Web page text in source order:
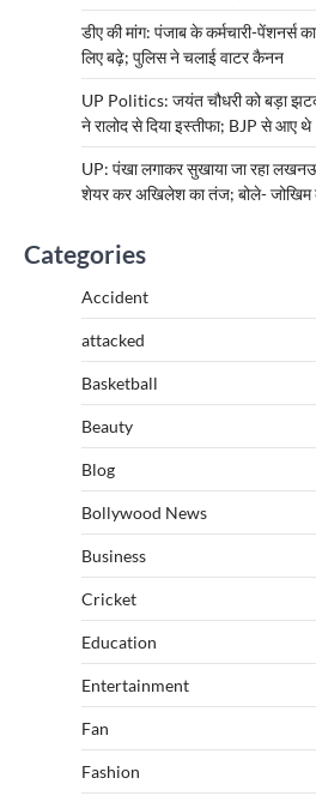
डीए की मांग: पंजाब के कर्मचारी-पेंशनर्स
लिए बढ़े; पुलिस ने चलाई वाटर कैनन
UP Politics: जयंत चौधरी को बड़ा
ने रालोद से दिया इस्तीफा; BJP से आए थे
UP: पंखा लगाकर सुखाया जा रहा
शेयर कर अखिलेश का तंज; बोले- जोखिम
Categories
Accident
attacked
Basketball
Beauty
Blog
Bollywood News
Business
Cricket
Education
Entertainment
Fan
Fashion